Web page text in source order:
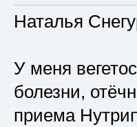
Наталья
У меня
болезни,
приема